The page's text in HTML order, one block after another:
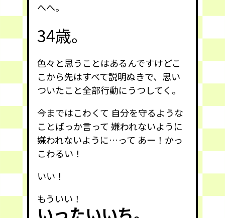
へへ。
34歳。
色々と思うことはあるんですけどこ
こから先はすべて説明ぬきで、思い
ついたこと全部行動にうつしてく。
今まではこわくて 自分を守るような
ことばっか言って 嫌われないように
嫌われないように…って あー！かっ
こわるい！
いい！
もういい！